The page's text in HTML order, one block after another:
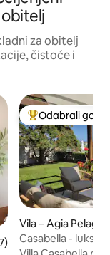
za obitelj
čistoće i
gosti”
ocjena: 5/5,
Među najviše
Odabrali gosti
Vila – Agia Pelagia
Casabella -